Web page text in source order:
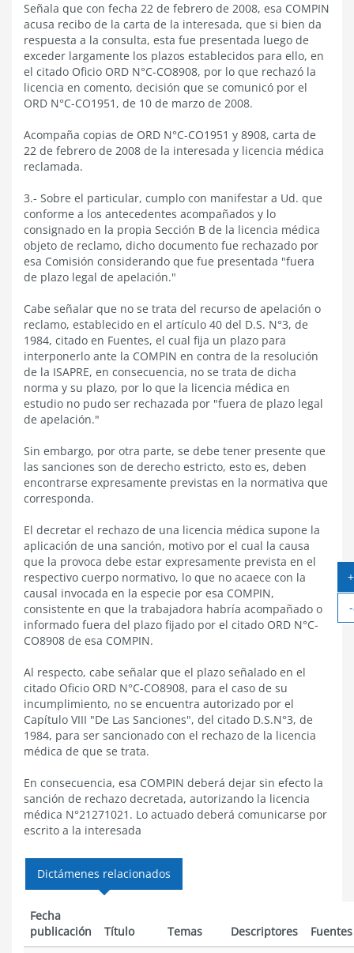
Señala que con fecha 22 de febrero de 2008, esa COMPIN
acusa recibo de la carta de la interesada, que si bien da
respuesta a la consulta, esta fue presentada luego de
exceder largamente los plazos establecidos para ello, en
el citado Oficio ORD N°C-CO8908, por lo que rechazó la
licencia en comento, decisión que se comunicó por el
ORD N°C-CO1951, de 10 de marzo de 2008.
Acompaña copias de ORD N°C-CO1951 y 8908, carta de
22 de febrero de 2008 de la interesada y licencia médica
reclamada.
3.- Sobre el particular, cumplo con manifestar a Ud. que
conforme a los antecedentes acompañados y lo
consignado en la propia Sección B de la licencia médica
objeto de reclamo, dicho documento fue rechazado por
esa Comisión considerando que fue presentada "fuera
de plazo legal de apelación."
Cabe señalar que no se trata del recurso de apelación o
reclamo, establecido en el artículo 40 del D.S. N°3, de
1984, citado en Fuentes, el cual fija un plazo para
interponerlo ante la COMPIN en contra de la resolución
de la ISAPRE, en consecuencia, no se trata de dicha
norma y su plazo, por lo que la licencia médica en
estudio no pudo ser rechazada por "fuera de plazo legal
de apelación."
Sin embargo, por otra parte, se debe tener presente que
las sanciones son de derecho estricto, esto es, deben
encontrarse expresamente previstas en la normativa que
corresponda.
El decretar el rechazo de una licencia médica supone la
aplicación de una sanción, motivo por el cual la causa
que la provoca debe estar expresamente prevista en el
respectivo cuerpo normativo, lo que no acaece con la
causal invocada en la especie por esa COMPIN,
consistente en que la trabajadora habría acompañado o
informado fuera del plazo fijado por el citado ORD N°C-
CO8908 de esa COMPIN.
Al respecto, cabe señalar que el plazo señalado en el
citado Oficio ORD N°C-CO8908, para el caso de su
incumplimiento, no se encuentra autorizado por el
Capítulo VIII "De Las Sanciones", del citado D.S.N°3, de
1984, para ser sancionado con el rechazo de la licencia
médica de que se trata.
En consecuencia, esa COMPIN deberá dejar sin efecto la
sanción de rechazo decretada, autorizando la licencia
médica N°21271021. Lo actuado deberá comunicarse por
escrito a la interesada
Dictámenes relacionados
Fecha
publicación
Título Temas Descriptores
Fuentes